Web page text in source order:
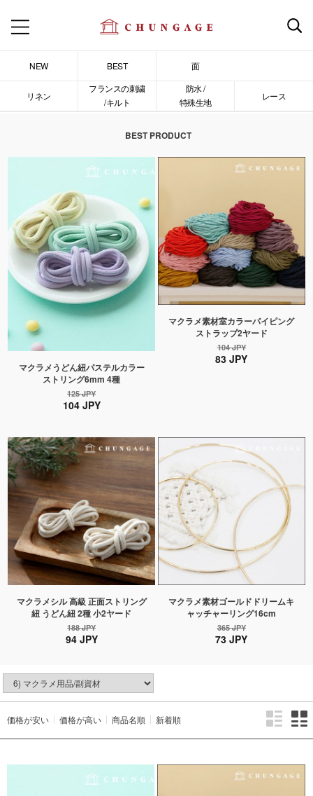
NEW BEST 面
リネン
フランスの刺繍
/キルト
防水 /
特殊生地
レース
BEST PRODUCT
マクラメうどん紐パステルカラー
ストリング6mm 4種
125 JPY
104 JPY
マクラメ素材室カラーパイピング
ストラップ2ヤード
104 JPY
83 JPY
マクラメシル 高級 正面ストリング
紐 うどん紐 2種 小2ヤード
188 JPY
94 JPY
マクラメ素材ゴールドドリームキ
ャッチャーリング16cm
365 JPY
73 JPY
価格が安い 価格が高い 商品名順 新着順